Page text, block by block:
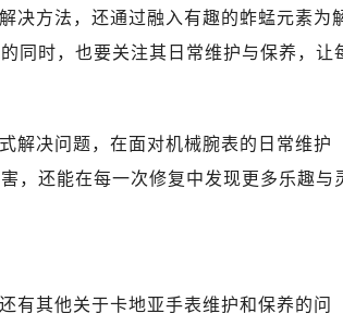
决方法，还通过融入有趣的蚱蜢元素为
同时，也要关注其日常维护与保养，让
解决问题，在面对机械腕表的日常维护
，还能在每一次修复中发现更多乐趣与
有其他关于卡地亚手表维护和保养的问